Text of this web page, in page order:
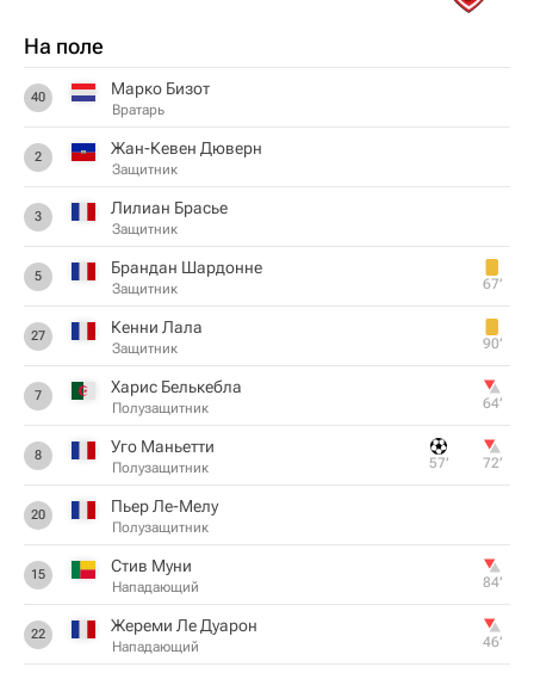
На поле
40 Марко Бизот
Вратарь
2 Жан-Кевен Дюверн
Защитник
3 Лилиан Брасье
Защитник
5 Брандан Шардонне
Защитник 67‎’‎
27 Кенни Лала
Защитник 90‎’‎
7 Харис Белькебла
Полузащитник 64‎’‎
8 Уго Маньетти
Полузащитник 57‎’‎ 72‎’‎
20 Пьер Ле-Мелу
Полузащитник
15 Стив Муни
Нападающий 84‎’‎
22 Жереми Ле Дуарон
Нападающий 46‎’‎